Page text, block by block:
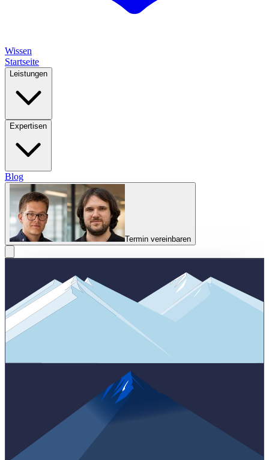
Wissen
Startseite
Leistungen
Expertisen
Blog
Termin vereinbaren